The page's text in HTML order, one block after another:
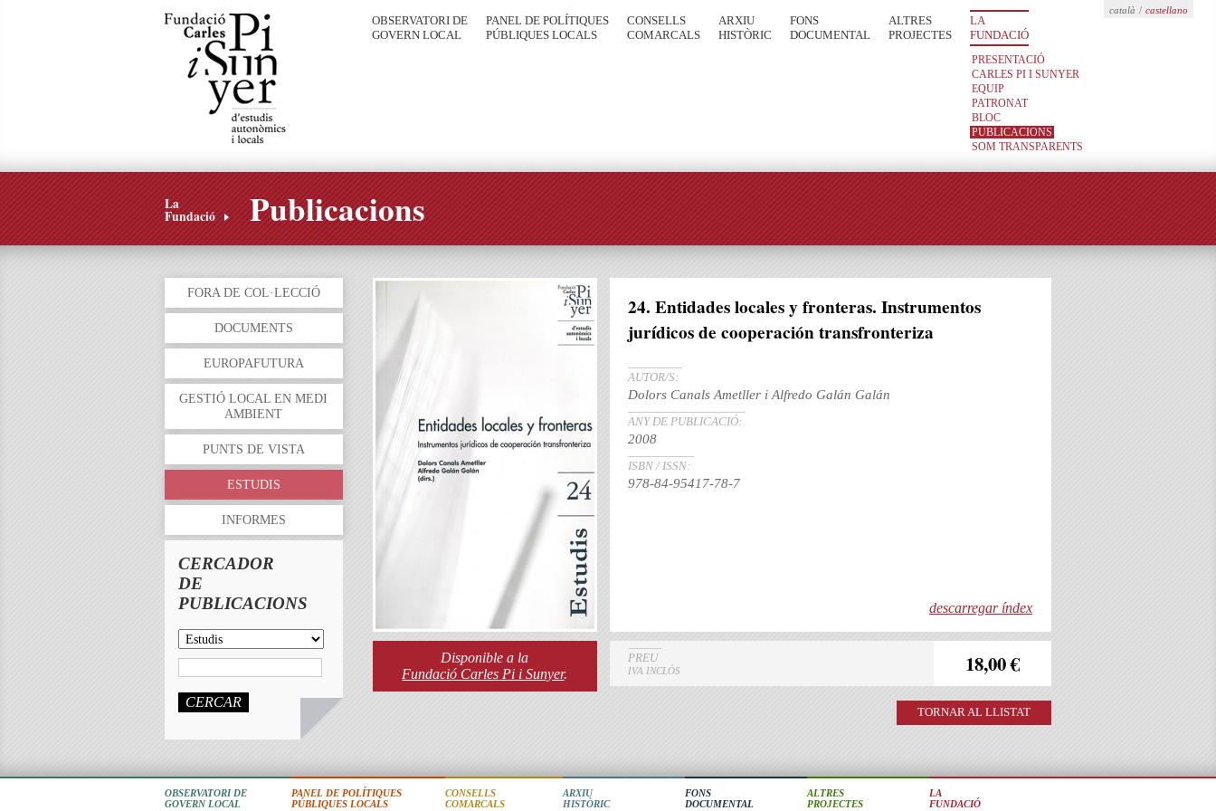
català / castellano
LA
FUNDACIÓ
PRESENTACIÓ
CARLES PI I SUNYER
EQUIP
PATRONAT
BLOC
PUBLICACIONS
SOM TRANSPARENTS
ALTRES
PROJECTES
FONS
DOCUMENTAL
ARXIU
HISTÒRIC
CONSELLS
COMARCALS
PANEL DE POLÍTIQUES
PÚBLIQUES LOCALS
OBSERVATORI DE
GOVERN LOCAL
La
Fundació Publicacions
FORA DE COL·LECCIÓ
DOCUMENTS
EUROPAFUTURA
GESTIÓ LOCAL EN MEDI
AMBIENT
PUNTS DE VISTA
ESTUDIS
INFORMES
CERCADOR
DE
PUBLICACIONS
CERCAR
Disponible a la
Fundació Carles Pi i Sunyer.
24. Entidades locales y fronteras. Instrumentos
jurídicos de cooperación transfronteriza
AUTOR/S:
Dolors Canals Ametller i Alfredo Galán Galán
ANY DE PUBLICACIÓ:
2008
ISBN / ISSN:
978-84-95417-78-7
descarregar índex
PREU
IVA INCLÒS 18,00 €
TORNAR AL LLISTAT
LA
FUNDACIÓ
ALTRES
PROJECTES
FONS
DOCUMENTAL
ARXIU
HISTÒRIC
CONSELLS
COMARCALS
PANEL DE POLÍTIQUES
PÚBLIQUES LOCALS
OBSERVATORI DE
GOVERN LOCAL